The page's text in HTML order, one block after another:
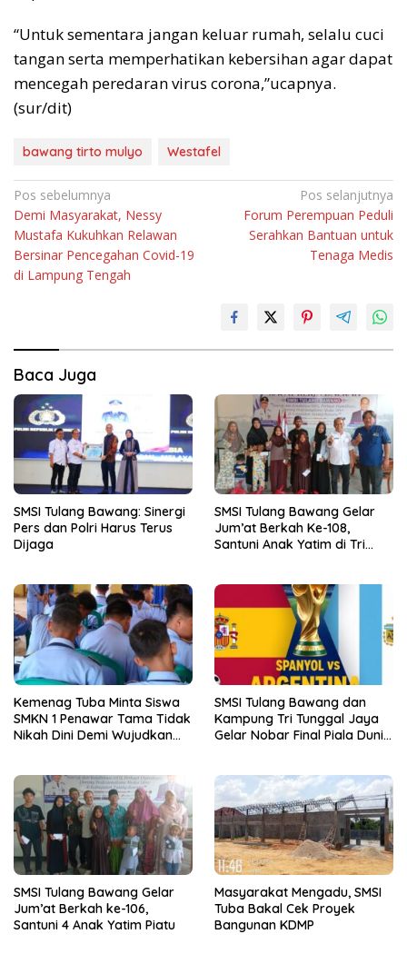
“Untuk sementara jangan keluar rumah, selalu cuci
tangan serta memperhatikan kebersihan agar dapat
mencegah peredaran virus corona,”ucapnya.
(sur/dit)
bawang tirto mulyo Westafel
Navigasi
pos
Pos sebelumnya
Demi Masyarakat, Nessy
Mustafa Kukuhkan Relawan
Bersinar Pencegahan Covid-19
di Lampung Tengah
Pos selanjutnya
Forum Perempuan Peduli
Serahkan Bantuan untuk
Tenaga Medis
Baca Juga
SMSI Tulang Bawang: Sinergi
Pers dan Polri Harus Terus
Dijaga
SMSI Tulang Bawang Gelar
Jum’at Berkah Ke-108,
Santuni Anak Yatim di Tri
Kemenag Tuba Minta Siswa
SMKN 1 Penawar Tama Tidak
Nikah Dini Demi Wujudkan
SMSI Tulang Bawang dan
Kampung Tri Tunggal Jaya
Gelar Nobar Final Piala Dunia
SMSI Tulang Bawang Gelar
Jum’at Berkah ke-106,
Santuni 4 Anak Yatim Piatu
Masyarakat Mengadu, SMSI
Tuba Bakal Cek Proyek
Bangunan KDMP